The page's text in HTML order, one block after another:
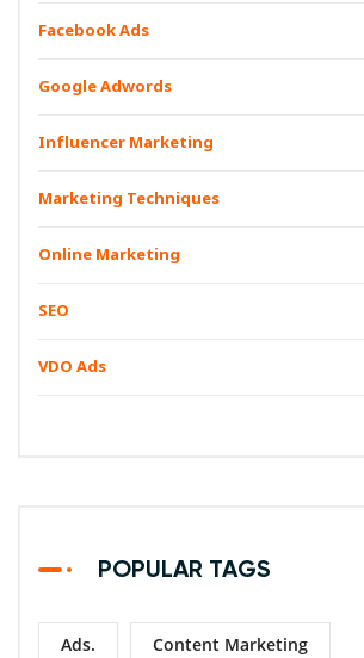
Facebook Ads
Google Adwords
Influencer Marketing
Marketing Techniques
Online Marketing
SEO
VDO Ads
POPULAR TAGS
Ads. Content Marketing